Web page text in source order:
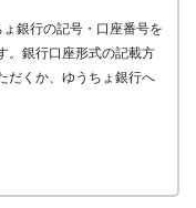
銀行の記号・口座番号を
。銀行口座形式の記載方
だくか、ゆうちょ銀行へ